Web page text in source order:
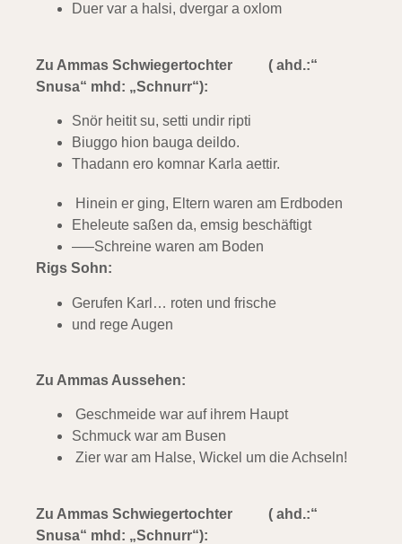
Duer var a halsi, dvergar a oxlom
Zu Ammas Schwiegertochter ( ahd.:“
Snusa“ mhd: „Schnurr“):
Snör heitit su, setti undir ripti
Biuggo hion bauga deildo.
Thadann ero komnar Karla aettir.
Hinein er ging, Eltern waren am Erdboden
Eheleute saßen da, emsig beschäftigt
—–Schreine waren am Boden
Rigs Sohn:
Gerufen Karl… roten und frische
und rege Augen
Zu Ammas Aussehen:
Geschmeide war auf ihrem Haupt
Schmuck war am Busen
Zier war am Halse, Wickel um die Achseln!
Zu Ammas Schwiegertochter ( ahd.:“
Snusa“ mhd: „Schnurr“):